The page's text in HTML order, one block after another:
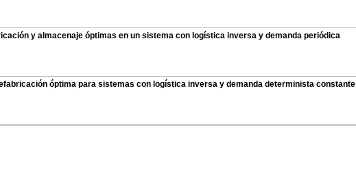
y almacenaje óptimas en un sistema con logística inversa y demanda periódica
óptima para sistemas con logística inversa y demanda determinista constante